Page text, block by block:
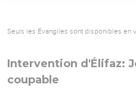
Seuls les Évangiles sont disponibles en
Intervention d'Élifaz:
coupable